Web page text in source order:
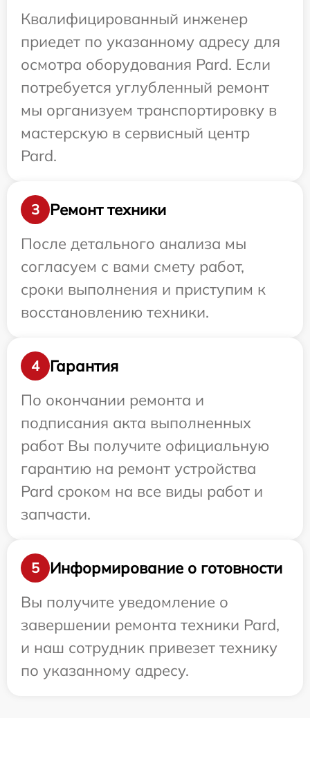
Квалифицированный инженер
приедет по указанному адресу для
осмотра оборудования Pard. Если
потребуется углубленный ремонт
мы организуем транспортировку в
мастерскую в сервисный центр
Pard.
3
Ремонт техники
После детального анализа мы
согласуем с вами смету работ,
сроки выполнения и приступим к
восстановлению техники.
4
Гарантия
По окончании ремонта и
подписания акта выполненных
работ Вы получите официальную
гарантию на ремонт устройства
Pard сроком на все виды работ и
запчасти.
5
Информирование о готовности
Вы получите уведомление о
завершении ремонта техники Pard,
и наш сотрудник привезет технику
по указанному адресу.